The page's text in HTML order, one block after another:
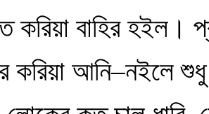
করিয়া বাহির
করিয়া আনি–নইলে